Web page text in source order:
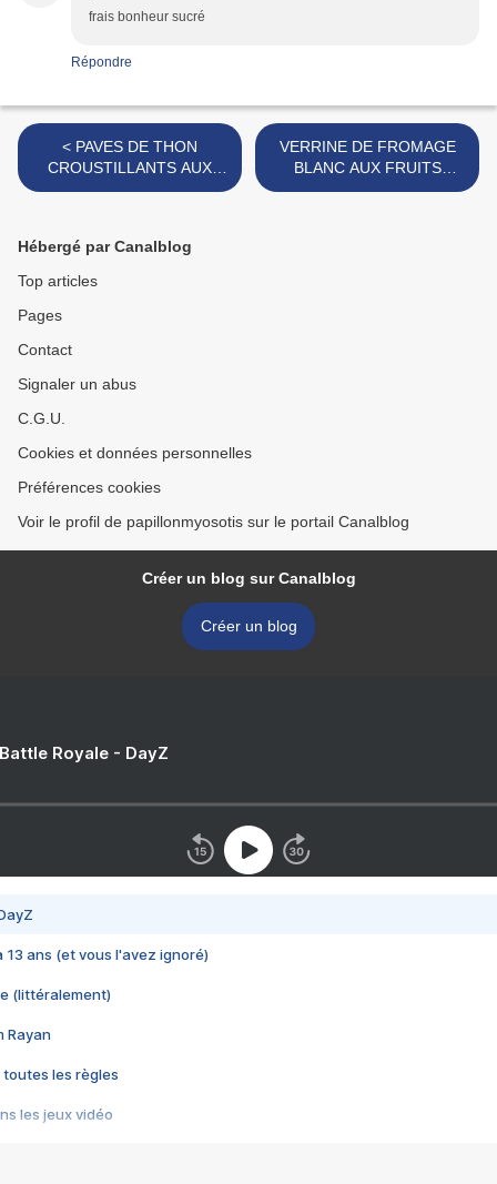
frais bonheur sucré
Répondre
< PAVES DE THON
CROUSTILLANTS AUX
HERBES [#POISSON
VERRINE DE FROMAGE
BLANC AUX FRUITS
ROUGES
Hébergé par Canalblog
Top articles
Pages
Contact
Signaler un abus
C.G.U.
Cookies et données personnelles
Préférences cookies
Voir le profil de papillonmyosotis sur le portail Canalblog
Créer un blog sur Canalblog
Créer un blog
Royale - DayZ
13 ans (et vous l'avez ignoré)
(littéralement)
Rayan
toutes les règles
les jeux vidéo